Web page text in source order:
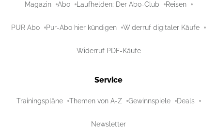
Magazin Abo Laufhelden: Der Abo-Club Reisen
PUR Abo Pur-Abo hier kündigen Widerruf digitaler Käufe
Widerruf PDF-Käufe
Service
Trainingspläne Themen von A-Z Gewinnspiele Deals
Newsletter